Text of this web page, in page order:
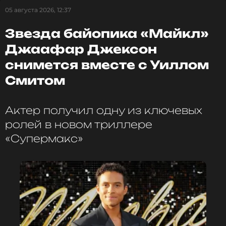
ФОТО: МУЗ-ТВ
Филипп Киркоров
Музыкант, Певец, Продюсер, Автор
Жанры: Поп
05 августа 2026, 12:37
Звезда байопика «Майкл»
Джаафар Джексон
снимется вместе с Уиллом
Смитом
Актер получил одну из ключевых
ролей в новом триллере
«Супермакс»